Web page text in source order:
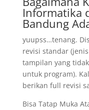
Informatika
Bandung
yuupss…tenang.
revisi standar
tampilan yang
untuk program).
berikan full revisi
Bisa Tatap Muka